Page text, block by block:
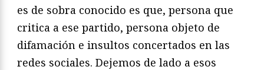
es de sobra conocido es que, persona que
critica a ese partido, persona objeto de
difamación e insultos concertados en las
redes sociales. Dejemos de lado a esos